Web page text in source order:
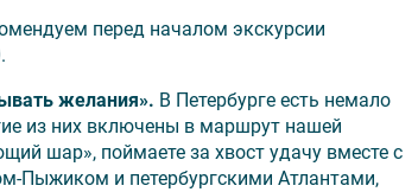
или замена их на равноценные.
перед началом экскурсии
желания». В Петербурге есть немало
из них включены в маршрут нашей
шар», поймаете за хвост удачу вместе с
Пыжиком и петербургскими Атлантами,